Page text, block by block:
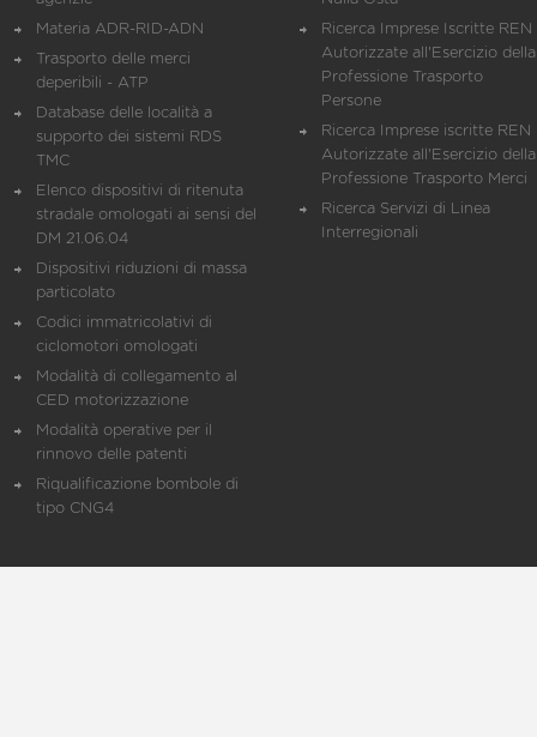
Materia ADR-RID-ADN
Trasporto delle merci
deperibili - ATP
Database delle località a
supporto dei sistemi RDS
TMC
Elenco dispositivi di ritenuta
stradale omologati ai sensi del
DM 21.06.04
Dispositivi riduzioni di massa
particolato
Codici immatricolativi di
ciclomotori omologati
Modalità di collegamento al
CED motorizzazione
Modalità operative per il
rinnovo delle patenti
Riqualificazione bombole di
tipo CNG4
Ricerca Imprese Iscritte REN
Autorizzate all'Esercizio della
Professione Trasporto
Persone
Ricerca Imprese iscritte REN
Autorizzate all'Esercizio della
Professione Trasporto Merci
Ricerca Servizi di Linea
Interregionali